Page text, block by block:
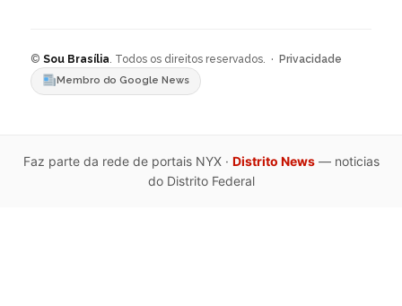
© Sou Brasília . Todos os direitos reservados. · Privacidade
Membro do Google News
Faz parte da rede de portais NYX · Distrito News— noticias
do Distrito Federal